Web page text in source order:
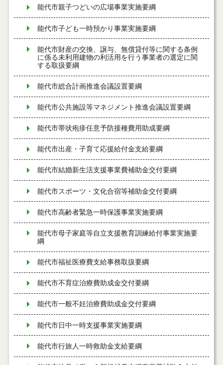
能代市親子つどいの広場事業実施要綱
能代市子ども一時預かり事業実施要綱
能代市財産の交換、譲与、無償貸付等に関する条例
に係る未利用建物の利活用を行う事業者の選定に関
する取扱要綱
能代市総合計画推進会議設置要綱
能代市公共施設等マネジメント推進会議設置要綱
能代市帯状疱疹任意予防接種費用助成要綱
能代市出産・子育て応援給付金支給要綱
能代市結婚新生活支援事業費補助金交付要綱
能代市スポーツ・文化合宿等補助金交付要綱
能代市高齢者緊急一時保護事業実施要綱
能代市母子家庭等自立支援教育訓練給付事業実施要
綱
能代市福祉医療費支給事務取扱要綱
能代市不育症治療費助成金交付要綱
能代市一般不妊治療費助成金交付要綱
能代市日中一時支援事業実施要綱
能代市行旅人一時救助金支給要綱